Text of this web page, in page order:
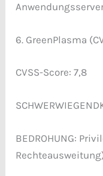
6. GreenPlasma
CVSS-Score: 7,8
BEDROHUNG: